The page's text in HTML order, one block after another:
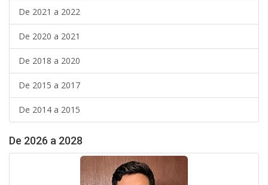
De 2021 a 2022
De 2020 a 2021
De 2018 a 2020
De 2015 a 2017
De 2014 a 2015
De 2026 a 2028